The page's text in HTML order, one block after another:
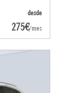
desde
275€/mes